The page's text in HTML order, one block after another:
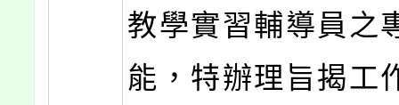
教學實習輔導員之
能，特辦理旨揭工